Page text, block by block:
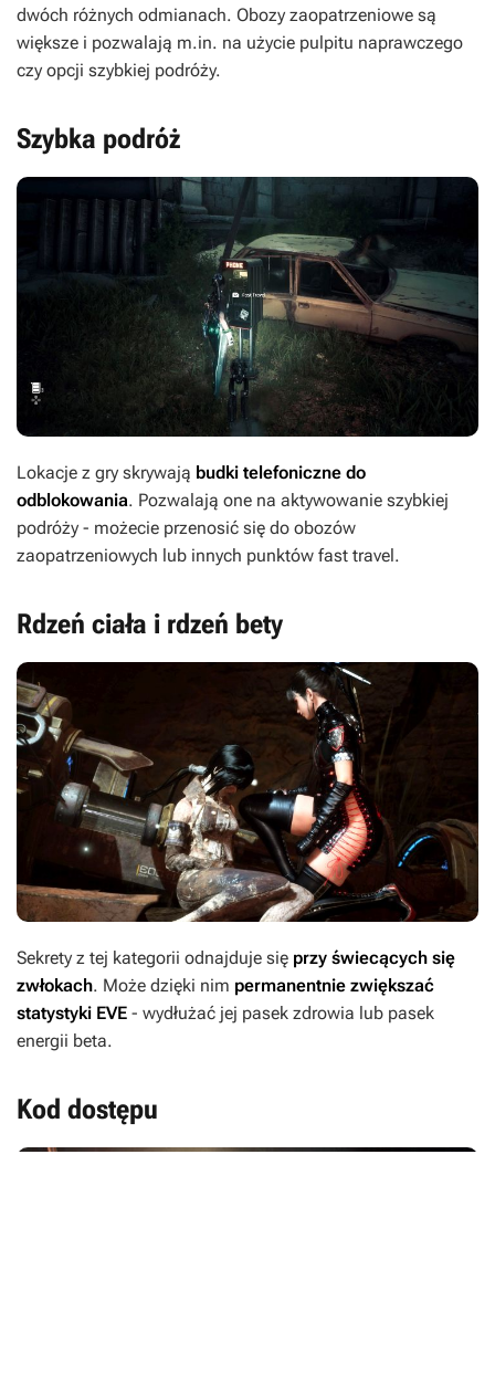
dwóch różnych odmianach. Obozy zaopatrzeniowe są
większe i pozwalają m.in. na użycie pulpitu naprawczego
czy opcji szybkiej podróży.
Szybka podróż
Lokacje z gry skrywają budki telefoniczne do
odblokowania. Pozwalają one na aktywowanie szybkiej
podróży - możecie przenosić się do obozów
zaopatrzeniowych lub innych punktów fast travel.
Rdzeń ciała i rdzeń bety
Sekrety z tej kategorii odnajduje się przy świecących się
zwłokach. Może dzięki nim permanentnie zwiększać
statystyki EVE - wydłużać jej pasek zdrowia lub pasek
energii beta.
Kod dostępu